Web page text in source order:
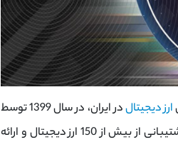
ارز دیجیتال
در ایران، در سال 1399 توسط
با پشتیبانی از بیش از 150 ارز دیجیتال و ارائه